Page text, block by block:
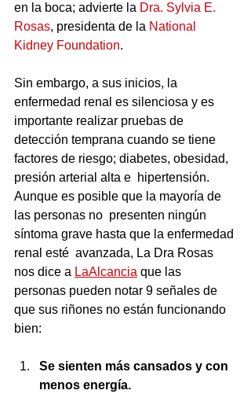
en la boca; advierte la Dra. Sylvia E.
Rosas, presidenta de la National
Kidney Foundation.
Sin embargo, a sus inicios, la
enfermedad renal es silenciosa y es
importante realizar pruebas de
detección temprana cuando se tiene
factores de riesgo; diabetes, obesidad,
presión arterial alta e  hipertensión.
Aunque es posible que la mayoría de
las personas no  presenten ningún
síntoma grave hasta que la enfermedad
renal esté  avanzada, La Dra Rosas
nos dice a LaAlcancia que las
personas pueden notar 9 señales de
que sus riñones no están funcionando
bien:
Se sienten más cansados y con
menos energía.